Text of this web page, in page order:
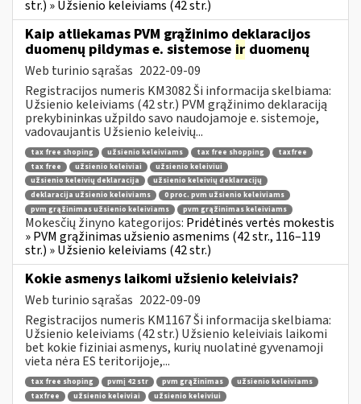
str.) » Užsienio keleiviams (42 str.)
Kaip atliekamas PVM grąžinimo deklaracijos
duomenų pildymas e. sistemose ir duomenų
Web turinio sąrašas 2022-09-09
Registracijos numeris KM3082 Ši informacija skelbiama:
Užsienio keleiviams (42 str.) PVM grąžinimo deklaraciją
prekybininkas užpildo savo naudojamoje e. sistemoje,
vadovaujantis Užsienio keleivių...
tax free shoping užsienio keleiviams tax free shopping
taxfree
tax free
užsienio keleiviai
užsienio keleiviui
užsienio keleivių deklaracija
užsienio keleivių deklaracijų
deklaracija užsienio keleiviams
0 proc. pvm užsienio keleiviams
pvm grąžinimas užsienio keleiviams
pvm grąžinimas keleiviams
Mokesčių žinyno kategorijos: Pridėtinės vertės mokestis
» PVM grąžinimas užsienio asmenims (42 str., 116–119
str.) » Užsienio keleiviams (42 str.)
Kokie asmenys laikomi užsienio keleiviais?
Web turinio sąrašas 2022-09-09
Registracijos numeris KM1167 Ši informacija skelbiama:
Užsienio keleiviams (42 str.) Užsienio keleiviais laikomi
bet kokie fiziniai asmenys, kurių nuolatinė gyvenamoji
vieta nėra ES teritorijoje,...
tax free shoping pvmį 42 str pvm grąžinimas
užsienio keleiviams
taxfree
užsienio keleiviai
užsienio keleiviui